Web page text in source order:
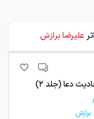
اثر علیرضا برازش
دعا (جلد ۲)